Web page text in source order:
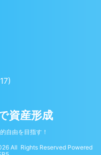
資産形成
自由を目指す！
All Rights Reserved Powered